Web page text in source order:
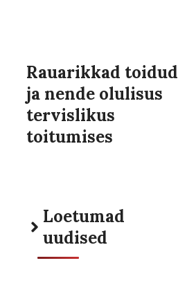
Rauarikkad toidud
ja nende olulisus
tervislikus
toitumises
Loetumad
uudised